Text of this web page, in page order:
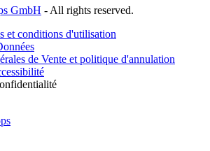
GmbH - All rights reserved.
et conditions d'utilisation
de Vente et politique d'annulation